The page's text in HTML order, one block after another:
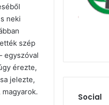
neki
szép
egyszóval
érezte,
jelezte,
Social